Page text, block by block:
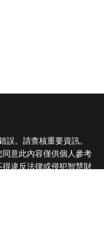
。請查核重要資訊。
意此內容僅供個人參考
違反法律或侵犯智慧財